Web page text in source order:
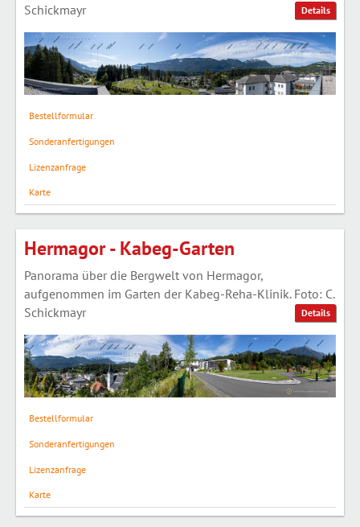
Details
Schickmayr
Bestellformular
Sonderanfertigungen
Lizenzanfrage
Karte
Details
Hermagor - Kabeg-Garten
Panorama über die Bergwelt von Hermagor,
aufgenommen im Garten der Kabeg-Reha-Klinik. Foto: C.
Schickmayr
Bestellformular
Sonderanfertigungen
Lizenzanfrage
Karte